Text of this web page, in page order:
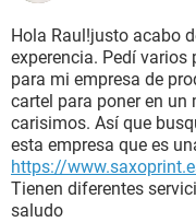
Hola Raul!justo acabo
experencia. Pedí
para mi empresa de
cartel para poner en un
carisimos. Así que
esta empresa que es
https://
Tienen diferentes
saludo